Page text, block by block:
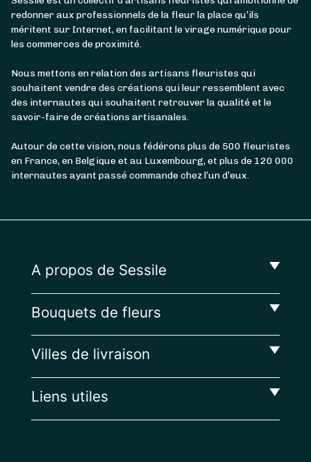
redonner aux professionnels de la fleur la place qu’ils
méritent sur Internet, en facilitant le virage numérique pour
les commerces de proximité.
Nous mettons en relation des artisans fleuristes qui
souhaitent vendre des créations qui leur ressemblent avec
des internautes qui souhaitent retrouver la qualité et le
savoir-faire de créations artisanales.
Autour de cette vision, nous fédérons plus de 500 fleuristes
en France, en Belgique et au Luxembourg, et plus de 120 000
internautes ayant passé commande chez l’un d’eux.
A propos de Sessile
Bouquets de fleurs
Villes de livraison
Liens utiles